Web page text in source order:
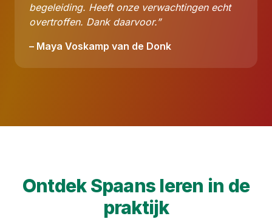
begeleiding. Heeft onze verwachtingen echt
overtroffen. Dank daarvoor.”
– Maya Voskamp van de Donk
Ontdek Spaans leren in de
praktijk